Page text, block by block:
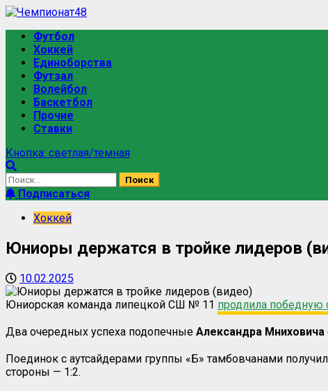
Футбол
Хоккей
Единоборства
Футзал
Волейбол
Баскетбол
Прочие
Ставки
Кнопка: светлая/темная
Подписаться
Хоккей
Юниоры держатся в тройке лидеров
10.02.2025
Юниорская команда липецкой СШ № 11 продлила
Два очередных успеха подопечные Александра Мниховича
Поединок с аутсайдерами группы «Б» тамбовчанами
стороны — 1:2.